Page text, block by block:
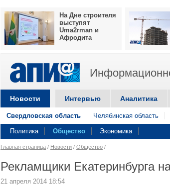
На Дне строителя
выступят
Uma2rman и
Афродита
Новости Интервью Аналитика
Свердловская область Челябинская область
Политика Общество Экономика
Главная страница / Новости / Общество /
Рекламщики Екатеринбурга
21 апреля 2014 18:54